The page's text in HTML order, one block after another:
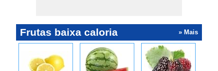
Frutas baixa caloria » Mais